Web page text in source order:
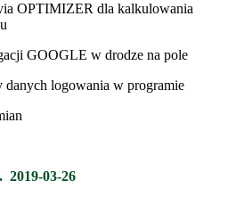
OPTIMIZER dla kalkulowania
GOOGLE w drodze na pole
danych logowania w programie
. 2019-03-26